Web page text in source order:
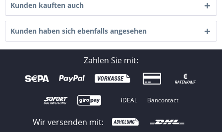
Kunden kauften auch
Kunden haben sich ebenfalls angesehen
Zahlen Sie mit:
iDEAL Bancontact
Wir versenden mit: